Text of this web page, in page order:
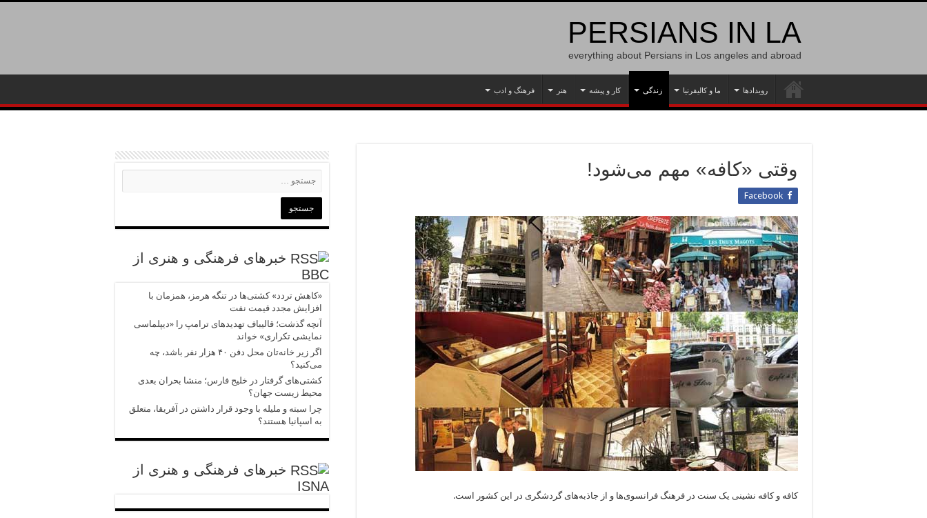
PERSIANS IN LA
everything about Persians in Los angeles and abroad
رویدادها ما و کالیفرنیا زندگی کار و پیشه هنر فرهنگ و ادب
وقتی «کافه» مهم می‌شود!
Facebook
کافه و کافه‌ نشینی یک سنت‌ در فرهنگ فرانسوی‌ها و از جاذبه‌های گردشگری در این کشور است.
خبرهای فرهنگی و هنری از
BBC
«کاهش تردد» کشتی‌ها در تنگه هرمز، همزمان با
افزایش مجدد قیمت نفت
آنچه گذشت؛ قالیباف تهدیدهای ترامپ را «دیپلماسی
نمایشی تکراری» خواند
اگر زیر خانه‌تان محل دفن ۴۰ هزار نفر باشد، چه
می‌کنید؟
کشتی‌های گرفتار در خلیج فارس؛ منشا بحران بعدی
محیط زیست جهان؟
چرا سبته و ملیله با وجود قرار داشتن در آفریقا، متعلق
به اسپانیا هستند؟
خبرهای فرهنگی و هنری از
ISNA